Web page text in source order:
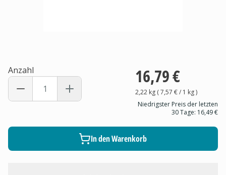
Anzahl 16,79 €
2,22 kg(7,57 €/ 1 kg)
Niedrigster Preis der letzten
30 Tage: 16,49 €
In den Warenkorb